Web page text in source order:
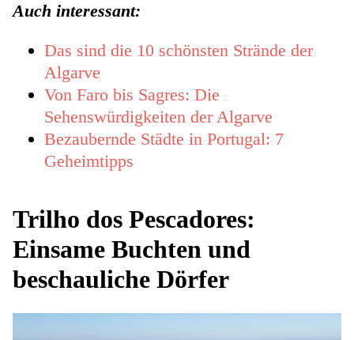
Auch interessant:
Das sind die 10 schönsten Strände der
Algarve
Von Faro bis Sagres: Die
Sehenswürdigkeiten der Algarve
Bezaubernde Städte in Portugal: 7
Geheimtipps
Trilho dos Pescadores:
Einsame Buchten und
beschauliche Dörfer